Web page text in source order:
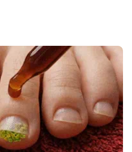
And It Dies From A